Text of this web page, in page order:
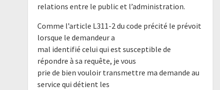
relations entre le public et l’administration.
Comme l’article L311-2 du code précité le prévoit
lorsque le demandeur a
mal identifié celui qui est susceptible de
répondre à sa requête, je vous
prie de bien vouloir transmettre ma demande au
service qui détient les